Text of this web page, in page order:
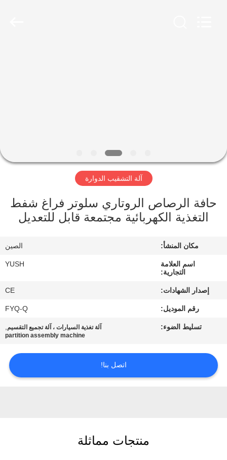
عنا
في
المعمل
مراقبة
الجودة
أخبار
اطلب
آلة التشقيب الدوارة
حافة الرصاص الروتاري سلوتر فراغ شفط
التغذية الكهربائية مجتمعة قابل للتعديل
مكان المنشأ: الصين
اسم العلامة
التجارية:
YUSH
إصدار الشهادات: CE
رقم الموديل: FYQ-Q
تسليط الضوء: آلة تغذية السيارات ، آلة تجميع التقسيم,
partition assembly machine
اتصل بنا!
منتجات مماثلة